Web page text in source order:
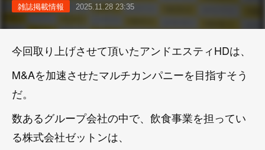
雑誌掲載情報 2025.11.28 23:35
今回取り上げさせて頂いたアンドエスティHDは、
M&Aを加速させたマルチカンパニーを目指すそう
だ。
数あるグループ会社の中で、飲食事業を担ってい
る株式会社ゼットンは、